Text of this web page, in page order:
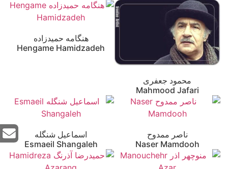
محمود جعفری
Mahmood Jafari
هنگامه حمیدزاده
Hengame Hamidzadeh
ناصر ممدوح
Naser Mamdooh
اسماعیل شنگله
Esmaeil Shangaleh